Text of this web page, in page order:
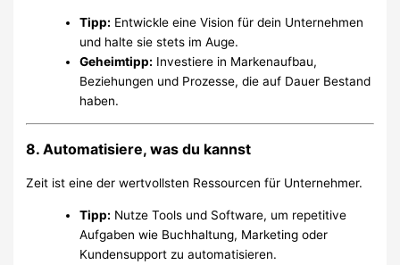
Tipp: Entwickle eine Vision für dein Unternehmen
und halte sie stets im Auge.
Geheimtipp: Investiere in Markenaufbau,
Beziehungen und Prozesse, die auf Dauer Bestand
haben.
8. Automatisiere, was du kannst
Zeit ist eine der wertvollsten Ressourcen für Unternehmer.
Tipp: Nutze Tools und Software, um repetitive
Aufgaben wie Buchhaltung, Marketing oder
Kundensupport zu automatisieren.